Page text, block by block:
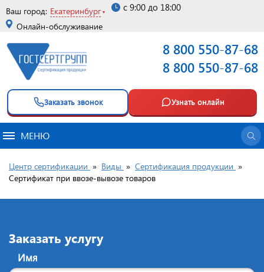
Ваш город: Екатеринбург
Онлайн-обслуживание
с 9:00 до 18:00
8 800 550-87-68
8 800 550-87-68
Заказать звонок Узнать онлайн
МЕНЮ
Центр сертификации » Виды » Сертификация продукции »
Cертификат при ввозе-вывозе товаров
Заказать услугу
Имя